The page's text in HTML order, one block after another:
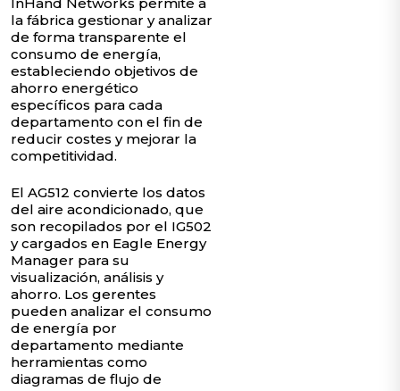
la fábrica gestionar y analizar
de forma transparente el
consumo de energía,
estableciendo objetivos de
ahorro energético
específicos para cada
departamento con el fin de
reducir costes y mejorar la
competitividad.
El AG512 convierte los datos
del aire acondicionado, que
son recopilados por el IG502
y cargados en Eagle Energy
Manager para su
visualización, análisis y
ahorro. Los gerentes
pueden analizar el consumo
de energía por
departamento mediante
herramientas como
diagramas de flujo de